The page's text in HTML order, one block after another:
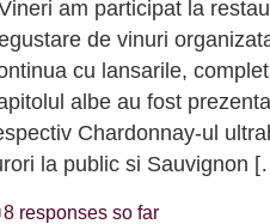
am participat la
de vinuri
cu lansarile,
albe au fost
Chardonnay-ul
la public si Sauvignon
8 responses so far